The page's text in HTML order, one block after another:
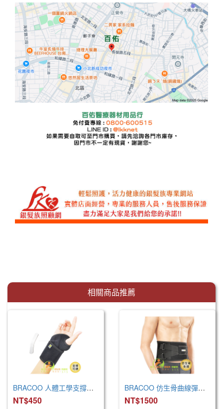
相關商品推薦
BRACOO 人體工學支撐可調護腕 WS11(右手專用)
NT$450
BRACOO 仿生骨曲線彈力支撐護腰BP61 S/M/L
NT$1500